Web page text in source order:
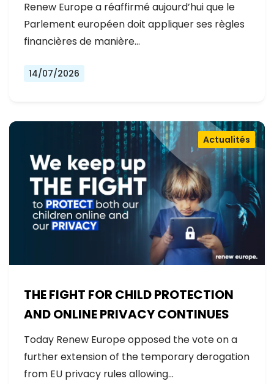
Renew Europe a réaffirmé aujourd’hui que le
Parlement européen doit appliquer ses règles
financières de manière…
14/07/2026
THE FIGHT FOR CHILD PROTECTION
AND ONLINE PRIVACY CONTINUES
Actualités
Today Renew Europe opposed the vote on a
further extension of the temporary derogation
from EU privacy rules allowing…